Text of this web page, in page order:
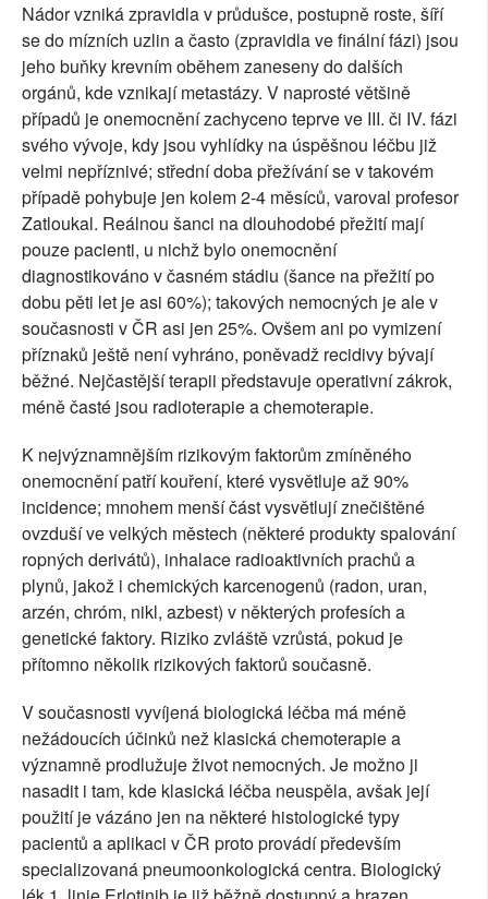
Nádor vzniká zpravidla v průdušce, postupně roste, šíří
se do mízních uzlin a často (zpravidla ve finální fázi) jsou
jeho buňky krevním oběhem zaneseny do dalších
orgánů, kde vznikají metastázy. V naprosté většině
případů je onemocnění zachyceno teprve ve III. či IV. fázi
svého vývoje, kdy jsou vyhlídky na úspěšnou léčbu již
velmi nepříznivé; střední doba přežívání se v takovém
případě pohybuje jen kolem 2-4 měsíců, varoval profesor
Zatloukal. Reálnou šanci na dlouhodobé přežití mají
pouze pacienti, u nichž bylo onemocnění
diagnostikováno v časném stádiu (šance na přežití po
dobu pěti let je asi 60%); takových nemocných je ale v
současnosti v ČR asi jen 25%. Ovšem ani po vymizení
příznaků ještě není vyhráno, poněvadž recidivy bývají
běžné. Nejčastější terapii představuje operativní zákrok,
méně časté jsou radioterapie a chemoterapie.
K nejvýznamnějším rizikovým faktorům zmíněného
onemocnění patří kouření, které vysvětluje až 90%
incidence; mnohem menší část vysvětlují znečištěné
ovzduší ve velkých městech (některé produkty spalování
ropných derivátů), inhalace radioaktivních prachů a
plynů, jakož i chemických karcenogenů (radon, uran,
arzén, chróm, nikl, azbest) v některých profesích a
genetické faktory. Riziko zvláště vzrůstá, pokud je
přítomno několik rizikových faktorů současně.
V současnosti vyvíjená biologická léčba má méně
nežádoucích účinků než klasická chemoterapie a
významně prodlužuje život nemocných. Je možno ji
nasadit i tam, kde klasická léčba neuspěla, avšak její
použití je vázáno jen na některé histologické typy
pacientů a aplikaci v ČR proto provádí především
specializovaná pneumoonkologická centra. Biologický